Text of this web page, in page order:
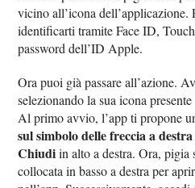
vicino all’icona dell’applicazione.
identificarti tramite Face ID,
password dell’ID Apple.
Ora puoi già passare all’azione.
selezionando la sua icona
Al primo avvio, l’app ti propone
sul simbolo delle freccia a destra
Chiudiin alto a destra. Ora, pigia
collocata in basso a destra per